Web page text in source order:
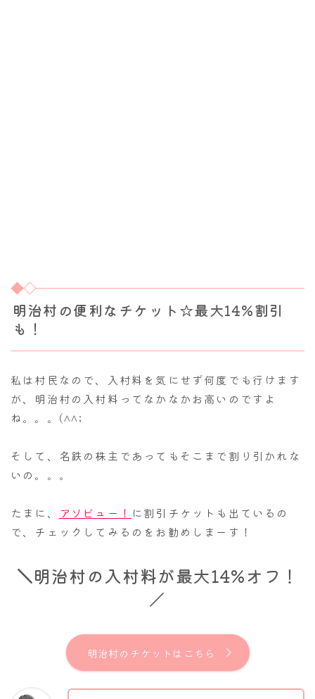
明治村の便利なチケット☆最大14%割引
も！
私は村民なので、入村料を気にせず何度でも行けます
が、明治村の入村料ってなかなかお高いのですよ
ね。。。(^^;
そして、名鉄の株主であってもそこまで割り引かれな
いの。。。
たまに、 アソビュー！ に割引チケットも出ているの
で、チェックしてみるのをお勧めしまーす！
＼明治村の入村料が最大14%オフ！
／
明治村のチケットはこちら